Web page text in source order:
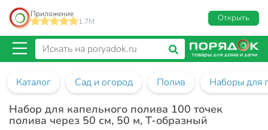
Приложение
1.7M
Открыть
Каталог Сад и огород Полив Наборы для
Набор для капельного полива 100 точек
полива через 50 см, 50 м, Т-образный